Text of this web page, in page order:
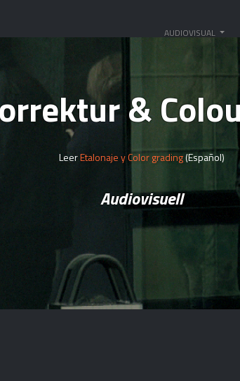
AUDIOVISUAL
&
LeerEtalonaje y Color grading(Español)
Audiovisuell